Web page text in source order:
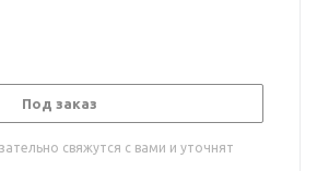
Под заказ
свяжутся с вами и уточнят